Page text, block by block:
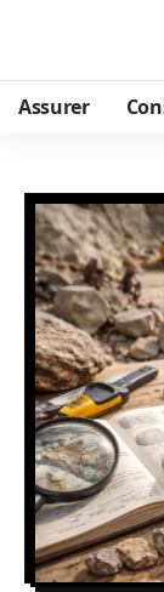
Assurer